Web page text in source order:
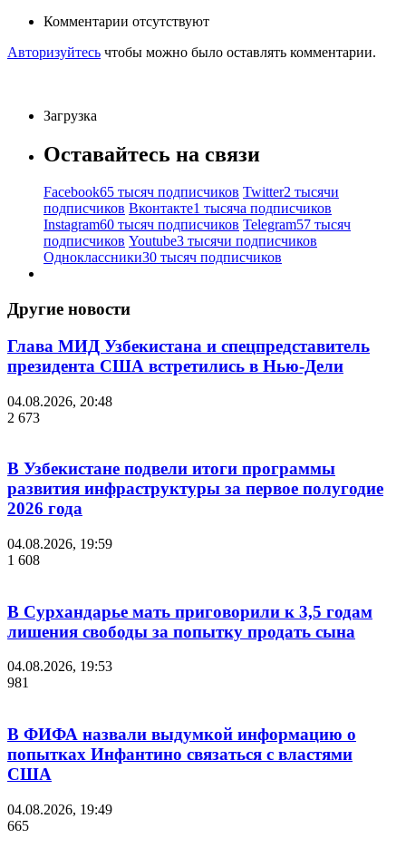
Комментарии отсутствуют
Авторизуйтесь чтобы можно было оставлять комментарии.
Загрузка
Оставайтесь на связи
Facebook65 тысяч подписчиков Twitter2 тысячи
подписчиков Вконтакте1 тысяча подписчиков
Instagram60 тысяч подписчиков Telegram57 тысяч
подписчиков Youtube3 тысячи подписчиков
Одноклассники30 тысяч подписчиков
Другие новости
Глава МИД Узбекистана и спецпредставитель
президента США встретились в Нью-Дели
04.08.2026, 20:48
2 673
В Узбекистане подвели итоги программы
развития инфраструктуры за первое полугодие
2026 года
04.08.2026, 19:59
1 608
В Сурхандарье мать приговорили к 3,5 годам
лишения свободы за попытку продать сына
04.08.2026, 19:53
981
В ФИФА назвали выдумкой информацию о
попытках Инфантино связаться с властями
США
04.08.2026, 19:49
665